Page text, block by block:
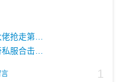
抢走第…
服合击…
1
言